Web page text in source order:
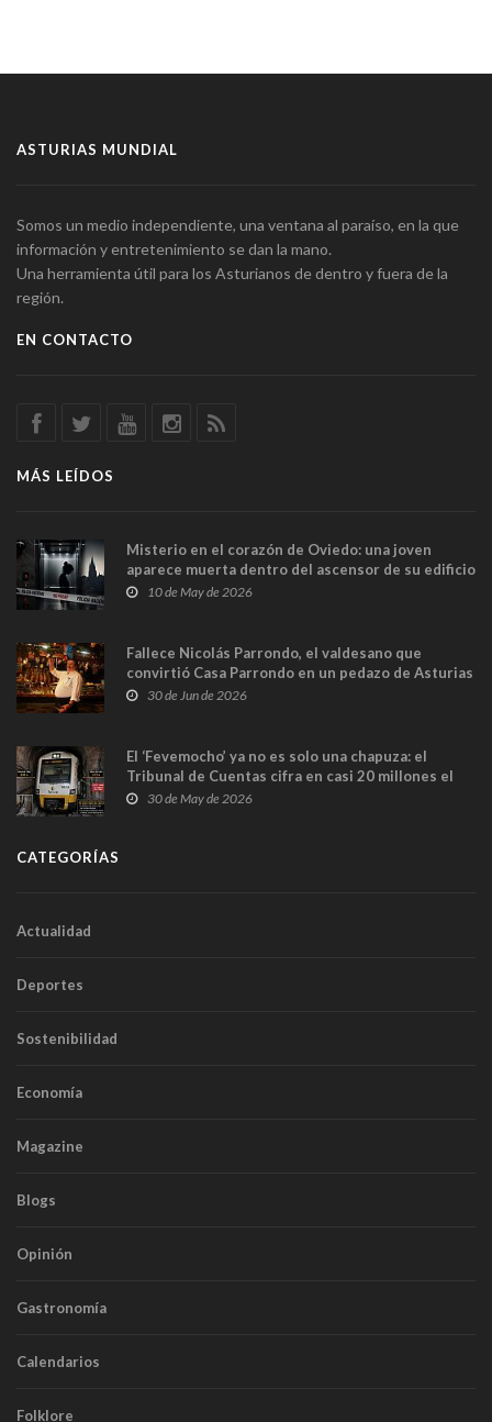
ASTURIAS MUNDIAL
Somos un medio independiente, una ventana al paraíso, en la que
información y entretenimiento se dan la mano.
Una herramienta útil para los Asturianos de dentro y fuera de la
región.
EN CONTACTO
MÁS LEÍDOS
Misterio en el corazón de Oviedo: una joven
aparece muerta dentro del ascensor de su edificio
y las cámaras captan sus últimos minutos
10 de May de 2026
Fallece Nicolás Parrondo, el valdesano que
convirtió Casa Parrondo en un pedazo de Asturias
en Madrid
30 de Jun de 2026
El ‘Fevemocho’ ya no es solo una chapuza: el
Tribunal de Cuentas cifra en casi 20 millones el
sobrecoste de los trenes que no cabían por los
30 de May de 2026
CATEGORÍAS
Actualidad
Deportes
Sostenibilidad
Economía
Magazine
Blogs
Opinión
Gastronomía
Calendarios
Folklore